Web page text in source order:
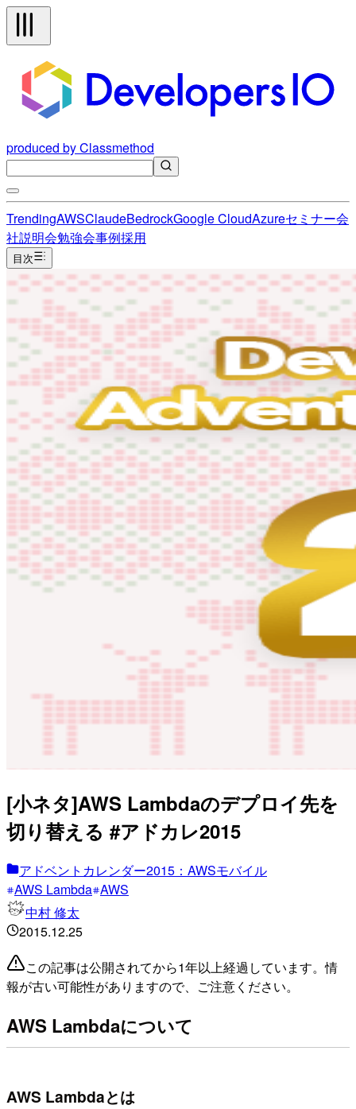
produced by Classmethod
TrendingAWSClaudeBedrockGoogle CloudAzureセミナー会
社説明会勉強会事例採用
目次
[小ネタ]AWS Lambdaのデプロイ先を
切り替える #アドカレ2015
アドベントカレンダー2015：AWSモバイル
AWS Lambda AWS
中村 修太
2015.12.25
この記事は公開されてから1年以上経過しています。情
報が古い可能性がありますので、ご注意ください。
AWS Lambdaについて
AWS Lambdaとは